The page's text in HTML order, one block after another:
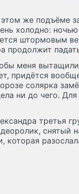
же подъёме
холодно:
штормовым
продолжит
меня
придётся
солярка
ни до чего.
третья
снятый
которая